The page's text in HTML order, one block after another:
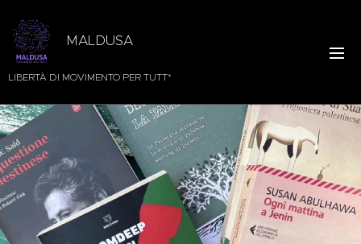
MALDUSA
LIBERTÀ DI MOVIMENTO PER TUTT*